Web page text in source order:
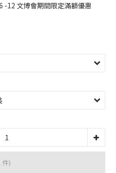
-12 文博會期間限定滿額優惠
件)